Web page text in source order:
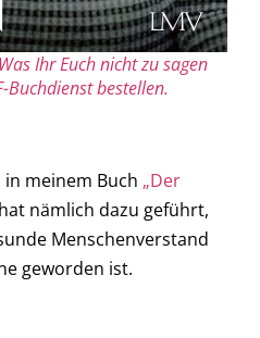
Ihr Euch nicht zu sagen
Buchdienst bestellen.
in meinem Buch „Der
nämlich dazu geführt,
Menschenverstand
geworden ist.